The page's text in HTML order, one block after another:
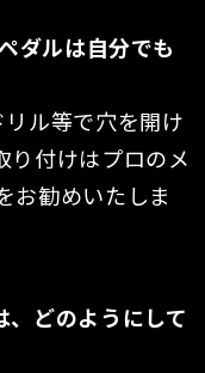
ダルは自分でも
ル等で穴を開け
り付けはプロのメ
お勧めいたしま
どのようにして